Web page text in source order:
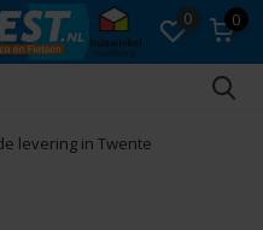
0 0
levering in Twente